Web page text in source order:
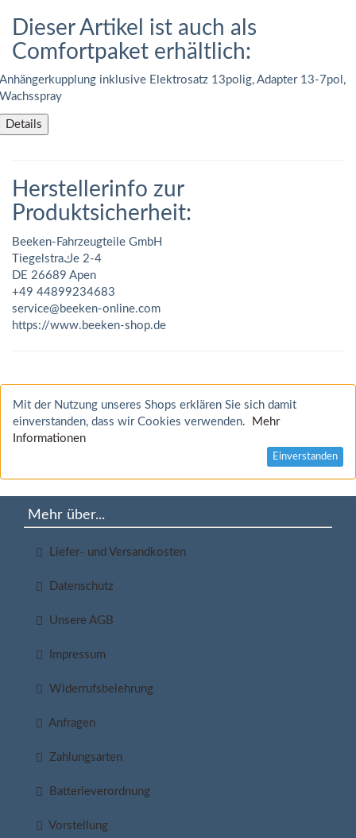
Dieser Artikel ist auch als
Comfortpaket erhältlich:
Anhängerkupplung inklusive Elektrosatz 13polig, Adapter 13-7pol,
Wachsspray
Details
Herstellerinfo zur
Produktsicherheit:
Beeken-Fahrzeugteile GmbH
Tiegelstraكe 2-4
DE 26689 Apen
+49 44899234683
service@beeken-online.com
https://www.beeken-shop.de
Mit der Nutzung unseres Shops erklären Sie sich damit
einverstanden, dass wir Cookies verwenden.
Mehr
Informationen
Einverstanden
Mehr über...
Liefer- und Versandkosten
Datenschutz
Unsere AGB
Impressum
Widerrufsbelehrung
Anfragen
Zahlungsarten
Batterieverordnung
Vorstellung